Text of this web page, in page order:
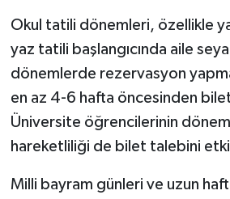
Okul tatili dönemleri, özellikle
yaz tatili başlangıcında aile
dönemlerde rezervasyon
en az 4-6 hafta öncesinden bileti
Üniversite öğrencilerinin dönem
hareketliliği de bilet talebini
Milli bayram günleri ve uzun